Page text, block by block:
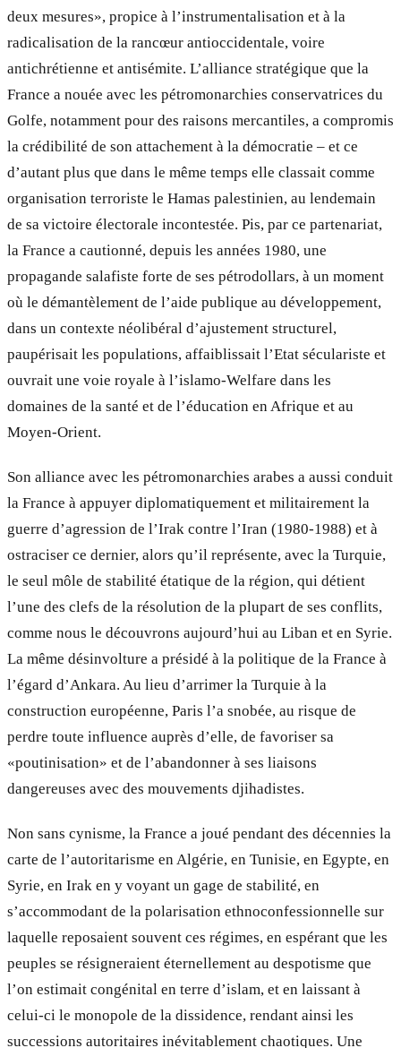
deux mesures», propice à l’instrumentalisation et à la
radicalisation de la rancœur antioccidentale, voire
antichrétienne et antisémite. L’alliance stratégique que la
France a nouée avec les pétromonarchies conservatrices du
Golfe, notamment pour des raisons mercantiles, a compromis
la crédibilité de son attachement à la démocratie – et ce
d’autant plus que dans le même temps elle classait comme
organisation terroriste le Hamas palestinien, au lendemain
de sa victoire électorale incontestée. Pis, par ce partenariat,
la France a cautionné, depuis les années 1980, une
propagande salafiste forte de ses pétrodollars, à un moment
où le démantèlement de l’aide publique au développement,
dans un contexte néolibéral d’ajustement structurel,
paupérisait les populations, affaiblissait l’Etat séculariste et
ouvrait une voie royale à l’islamo-Welfare dans les
domaines de la santé et de l’éducation en Afrique et au
Moyen-Orient.
Son alliance avec les pétromonarchies arabes a aussi conduit
la France à appuyer diplomatiquement et militairement la
guerre d’agression de l’Irak contre l’Iran (1980-1988) et à
ostraciser ce dernier, alors qu’il représente, avec la Turquie,
le seul môle de stabilité étatique de la région, qui détient
l’une des clefs de la résolution de la plupart de ses conflits,
comme nous le découvrons aujourd’hui au Liban et en Syrie.
La même désinvolture a présidé à la politique de la France à
l’égard d’Ankara. Au lieu d’arrimer la Turquie à la
construction européenne, Paris l’a snobée, au risque de
perdre toute influence auprès d’elle, de favoriser sa
«poutinisation» et de l’abandonner à ses liaisons
dangereuses avec des mouvements djihadistes.
Non sans cynisme, la France a joué pendant des décennies la
carte de l’autoritarisme en Algérie, en Tunisie, en Egypte, en
Syrie, en Irak en y voyant un gage de stabilité, en
s’accommodant de la polarisation ethnoconfessionnelle sur
laquelle reposaient souvent ces régimes, en espérant que les
peuples se résigneraient éternellement au despotisme que
l’on estimait congénital en terre d’islam, et en laissant à
celui-ci le monopole de la dissidence, rendant ainsi les
successions autoritaires inévitablement chaotiques. Une